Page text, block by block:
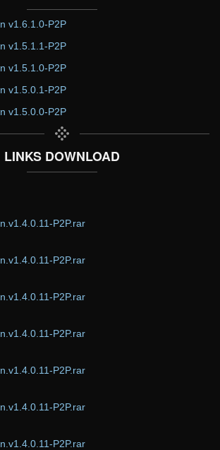
v1.6.1.0-P2P
v1.5.1.1-P2P
v1.5.1.0-P2P
v1.5.0.1-P2P
v1.5.0.0-P2P
LINKS DOWNLOAD
P2P.rar
P2P.rar
P2P.rar
P2P.rar
P2P.rar
P2P.rar
P2P.rar